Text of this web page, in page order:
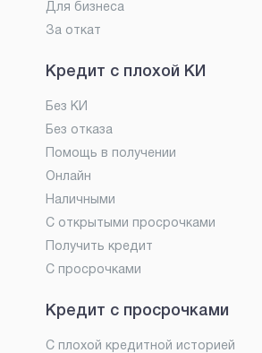
Для бизнеса
За откат
Кредит с плохой КИ
Без КИ
Без отказа
Помощь в получении
Онлайн
Наличными
С открытыми просрочками
Получить кредит
С просрочками
Кредит с просрочками
С плохой кредитной историей